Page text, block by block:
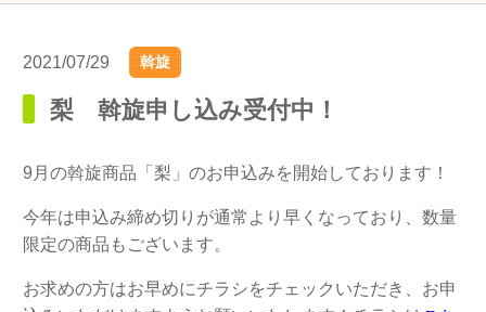
2021/07/29 斡旋
梨 斡旋申し込み受付中！
9月の斡旋商品「梨」のお申込みを開始しております！
今年は申込み締め切りが通常より早くなっており、数量
限定の商品もございます。
お求めの方はお早めにチラシをチェックいただき、お申